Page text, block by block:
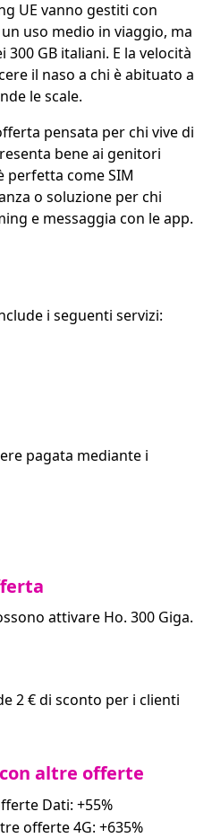
UE vanno gestiti con
uso medio in viaggio, ma
GB italiani. E la velocità
il naso a chi è abituato a
le scale.
pensata per chi vive di
bene ai genitori
perfetta come SIM
o soluzione per chi
e messaggia con le app.
i seguenti servizi:
pagata mediante i
attivare Ho. 300 Giga.
2 € di sconto per i clienti
altre offerte
Dati: +55%
offerte 4G: +635%